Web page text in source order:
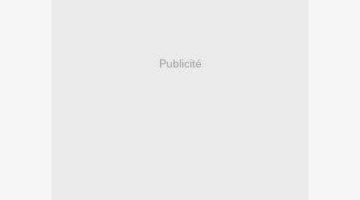
Publicité